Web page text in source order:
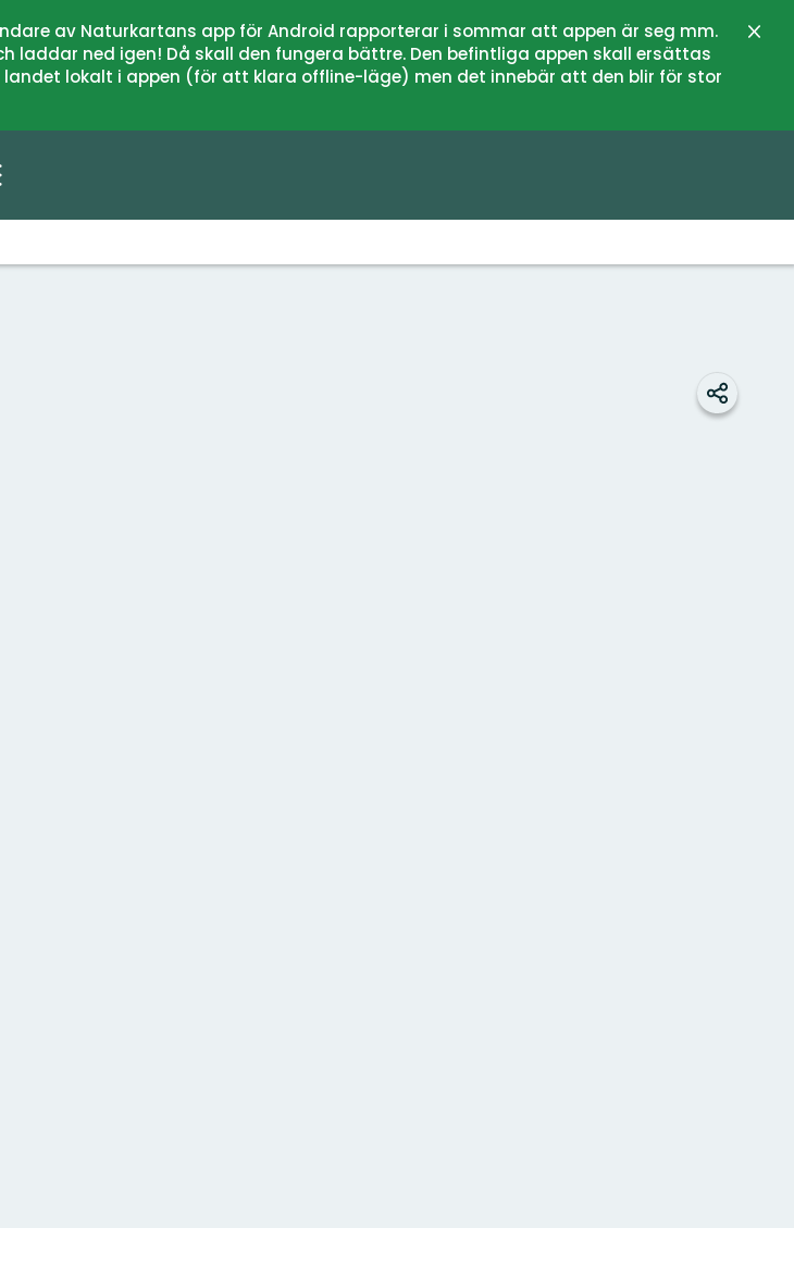
av Naturkartans app för Android rapporterar i sommar att appen är seg mm.
laddar ned igen! Då skall den fungera bättre. Den befintliga appen skall ersättas
lokalt i appen (för att klara offline-läge) men det innebär att den blir för stor
Lukk
Del